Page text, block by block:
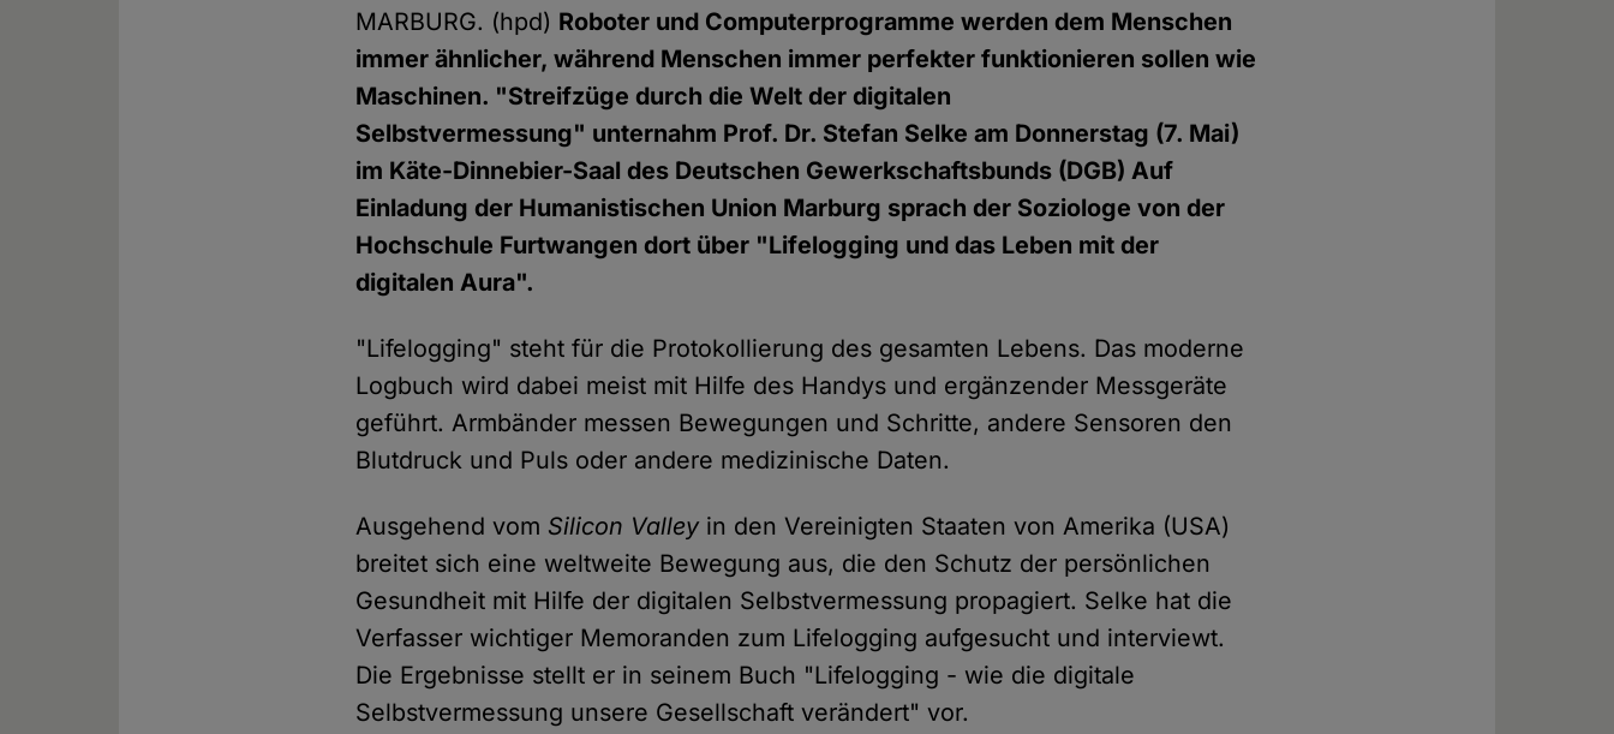
MARBURG. (hpd) Roboter und Computerprogramme werden dem Menschen
immer ähnlicher, während Menschen immer perfekter funktionieren sollen wie
Maschinen. "Streifzüge durch die Welt der digitalen
Selbstvermessung" unternahm Prof. Dr. Stefan Selke am Donnerstag (7. Mai)
im Käte-Dinnebier-Saal des Deutschen Gewerkschaftsbunds (DGB) Auf
Einladung der Humanistischen Union Marburg sprach der Soziologe von der
Hochschule Furtwangen dort über "Lifelogging und das Leben mit der
digitalen Aura".
"Lifelogging" steht für die Protokollierung des gesamten Lebens. Das moderne
Logbuch wird dabei meist mit Hilfe des Handys und ergänzender Messgeräte
geführt. Armbänder messen Bewegungen und Schritte, andere Sensoren den
Blutdruck und Puls oder andere medizinische Daten.
Ausgehend vom Silicon Valleyin den Vereinigten Staaten von Amerika (USA)
breitet sich eine weltweite Bewegung aus, die den Schutz der persönlichen
Gesundheit mit Hilfe der digitalen Selbstvermessung propagiert. Selke hat die
Verfasser wichtiger Memoranden zum Lifelogging aufgesucht und interviewt.
Die Ergebnisse stellt er in seinem Buch "Lifelogging - wie die digitale
Selbstvermessung unsere Gesellschaft verändert" vor.